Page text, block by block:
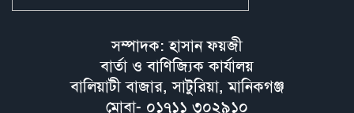
সম্পাদক: হাসান ফয়জী
বার্তা ও বাণিজ্যিক কার্যালয়
বালিয়াটী বাজার, সাটুরিয়া, মানিকগঞ্জ
মোবা- ০১৭১১ ৩০২৯১০